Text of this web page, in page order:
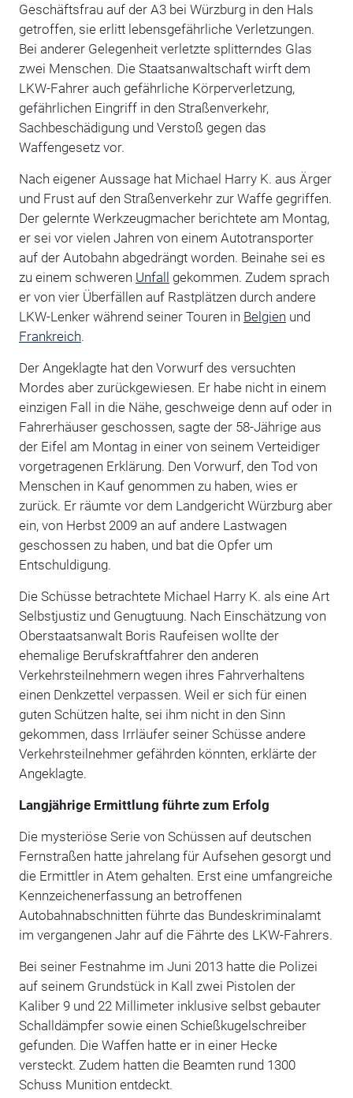
Geschäftsfrau auf der A3 bei Würzburg in den Hals
getroffen, sie erlitt lebensgefährliche Verletzungen.
Bei anderer Gelegenheit verletzte splitterndes Glas
zwei Menschen. Die Staatsanwaltschaft wirft dem
LKW-Fahrer auch gefährliche Körperverletzung,
gefährlichen Eingriff in den Straßenverkehr,
Sachbeschädigung und Verstoß gegen das
Waffengesetz vor.
Nach eigener Aussage hat Michael Harry K. aus Ärger
und Frust auf den Straßenverkehr zur Waffe gegriffen.
Der gelernte Werkzeugmacher berichtete am Montag,
er sei vor vielen Jahren von einem Autotransporter
auf der Autobahn abgedrängt worden. Beinahe sei es
zu einem schweren Unfall gekommen. Zudem sprach
er von vier Überfällen auf Rastplätzen durch andere
LKW-Lenker während seiner Touren in Belgien und
Frankreich.
Der Angeklagte hat den Vorwurf des versuchten
Mordes aber zurückgewiesen. Er habe nicht in einem
einzigen Fall in die Nähe, geschweige denn auf oder in
Fahrerhäuser geschossen, sagte der 58-Jährige aus
der Eifel am Montag in einer von seinem Verteidiger
vorgetragenen Erklärung. Den Vorwurf, den Tod von
Menschen in Kauf genommen zu haben, wies er
zurück. Er räumte vor dem Landgericht Würzburg aber
ein, von Herbst 2009 an auf andere Lastwagen
geschossen zu haben, und bat die Opfer um
Entschuldigung.
Die Schüsse betrachtete Michael Harry K. als eine Art
Selbstjustiz und Genugtuung. Nach Einschätzung von
Oberstaatsanwalt Boris Raufeisen wollte der
ehemalige Berufskraftfahrer den anderen
Verkehrsteilnehmern wegen ihres Fahrverhaltens
einen Denkzettel verpassen. Weil er sich für einen
guten Schützen halte, sei ihm nicht in den Sinn
gekommen, dass Irrläufer seiner Schüsse andere
Verkehrsteilnehmer gefährden könnten, erklärte der
Angeklagte.
Langjährige Ermittlung führte zum Erfolg
Die mysteriöse Serie von Schüssen auf deutschen
Fernstraßen hatte jahrelang für Aufsehen gesorgt und
die Ermittler in Atem gehalten. Erst eine umfangreiche
Kennzeichenerfassung an betroffenen
Autobahnabschnitten führte das Bundeskriminalamt
im vergangenen Jahr auf die Fährte des LKW-Fahrers.
Bei seiner Festnahme im Juni 2013 hatte die Polizei
auf seinem Grundstück in Kall zwei Pistolen der
Kaliber 9 und 22 Millimeter inklusive selbst gebauter
Schalldämpfer sowie einen Schießkugelschreiber
gefunden. Die Waffen hatte er in einer Hecke
versteckt. Zudem hatten die Beamten rund 1300
Schuss Munition entdeckt.